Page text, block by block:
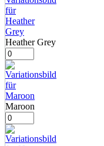
Heather Grey
Maroon